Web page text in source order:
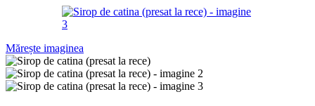
Mărește imaginea